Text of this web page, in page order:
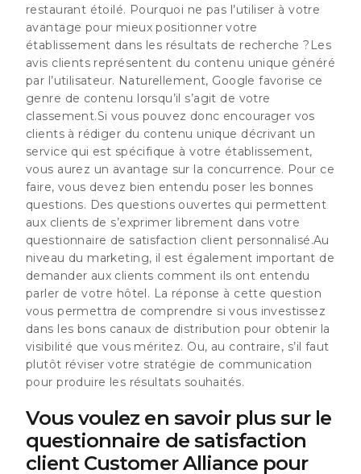
restaurant étoilé. Pourquoi ne pas l’utiliser à votre
avantage pour mieux positionner votre
établissement dans les résultats de recherche ?Les
avis clients représentent du contenu unique généré
par l’utilisateur. Naturellement, Google favorise ce
genre de contenu lorsqu’il s’agit de votre
classement.Si vous pouvez donc encourager vos
clients à rédiger du contenu unique décrivant un
service qui est spécifique à votre établissement,
vous aurez un avantage sur la concurrence. Pour ce
faire, vous devez bien entendu poser les bonnes
questions. Des questions ouvertes qui permettent
aux clients de s’exprimer librement dans votre
questionnaire de satisfaction client personnalisé.Au
niveau du marketing, il est également important de
demander aux clients comment ils ont entendu
parler de votre hôtel. La réponse à cette question
vous permettra de comprendre si vous investissez
dans les bons canaux de distribution pour obtenir la
visibilité que vous méritez. Ou, au contraire, s’il faut
plutôt réviser votre stratégie de communication
pour produire les résultats souhaités.
Vous voulez en savoir plus sur le
questionnaire de satisfaction
client Customer Alliance pour